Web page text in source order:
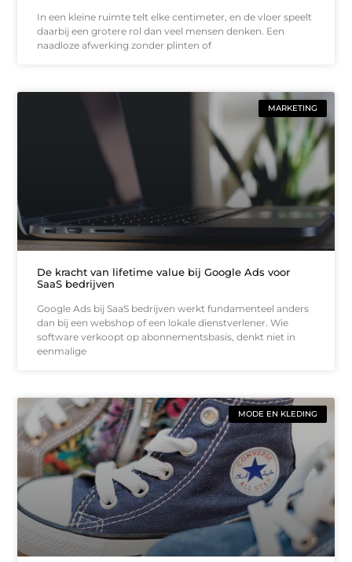
In een kleine ruimte telt elke centimeter, en de vloer speelt
daarbij een grotere rol dan veel mensen denken. Een
naadloze afwerking zonder plinten of
MARKETING
De kracht van lifetime value bij Google Ads voor
SaaS bedrijven
Google Ads bij SaaS bedrijven werkt fundamenteel anders
dan bij een webshop of een lokale dienstverlener. Wie
software verkoopt op abonnementsbasis, denkt niet in
eenmalige
MODE EN KLEDING